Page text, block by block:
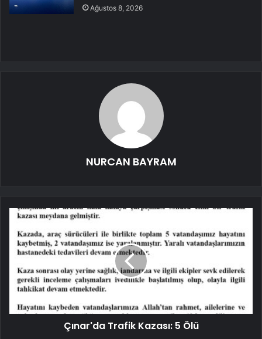
Ağustos 8, 2026
NURCAN BAYRAM
Çınar'da Trafik Kazası: 5 Ölü